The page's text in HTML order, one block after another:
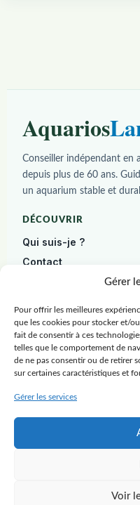
Gérer
Pour offrir les meilleures
que les cookies pour stocker et/
fait de consentir à ces
telles que le comportement de
de ne pas consentir ou de retirer
sur certaines caractéristiques et
Gérer les services
Voir
Aquarios
Conseiller indépendant en
depuis plus de 60 ans.
un aquarium stable et
DÉCOUVRIR
Qui suis-je ?
Contact
Diagnostic gratuit
DÉBUTER
Construire un aquarium
Poissons
Plantes
Crevettes
Blog